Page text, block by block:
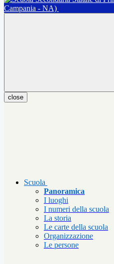
Campania - NA)
close
Scuola
Panoramica
I luoghi
I numeri della scuola
La storia
Le carte della scuola
Organizzazione
Le persone